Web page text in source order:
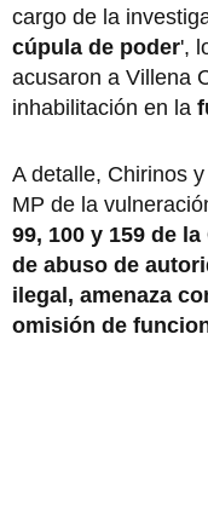
cargo de la
cúpula de poder',
acusaron a Villena
inhabilitación en la
A detalle, Chirinos
MP de la
99, 100 y 159 de
de abuso de
ilegal, amenaza
omisión de